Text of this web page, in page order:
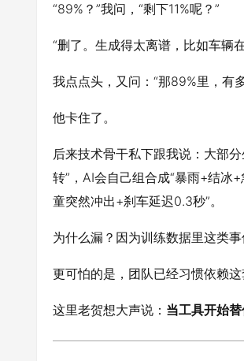
“89%？”我问，“剩下11%呢？”
“删了。生成得太离谱，比如车辆
我点点头，又问：“那89%里，有
他卡住了。
后来技术骨干私下跟我说：大部
转”，AI会自己组合成“暴雨+结
童突然冲出+刹车延迟0.3秒”。
为什么漏？因为训练数据里这类事
更可怕的是，团队已经习惯依赖
这里老贺想大声说： 当工具开始